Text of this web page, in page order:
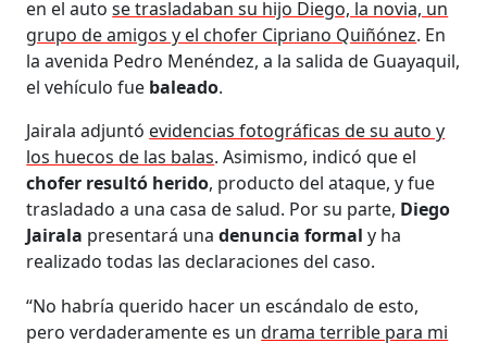
en el autose trasladaban su hijo Diego, la novia, un
grupo de amigos y el chofer Cipriano Quiñónez. En
la avenida Pedro Menéndez, a la salida de Guayaquil,
el vehículo fue baleado.
Jairala adjuntó evidencias fotográficas de su auto y
los huecos de las balas. Asimismo, indicó que el
chofer resultó herido, producto del ataque, y fue
trasladado a una casa de salud. Por su parte, Diego
Jairala presentará unadenuncia formaly ha
realizado todas las declaraciones del caso.
“No habría querido hacer un escándalo de esto,
pero verdaderamente es undrama terrible para mi